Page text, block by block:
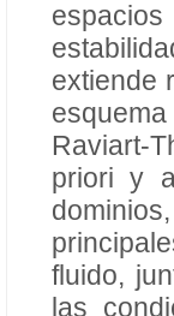
extiende
Raviart-
priori y
fluido,
las